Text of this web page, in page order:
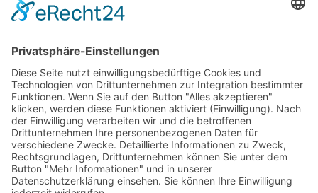
Impressum
Datenschutz